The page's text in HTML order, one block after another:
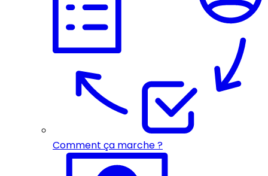
Comment ça marche ?